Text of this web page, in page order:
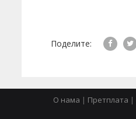
Поделите:
О нама | Претплата |